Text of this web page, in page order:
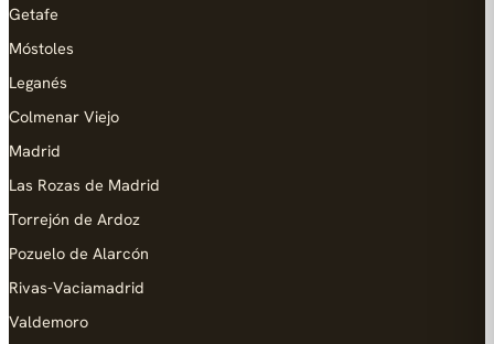
Getafe
Móstoles
Leganés
Colmenar Viejo
Madrid
Las Rozas de Madrid
Torrejón de Ardoz
Pozuelo de Alarcón
Rivas-Vaciamadrid
Valdemoro